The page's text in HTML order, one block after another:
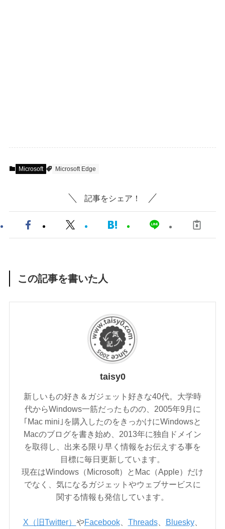
Microsoft Microsoft Edge
記事をシェア！
この記事を書いた人
taisy0
新しいもの好き＆ガジェット好きな40代。大学時
代からWindows一筋だったものの、2005年9月に
｢Mac mini｣を購入したのをきっかけにWindowsと
Macのブログを書き始め、2013年に独自ドメイン
を取得し、出来る限り早く情報をお伝えする事を
目標に毎日更新しています。
現在はWindows（Microsoft）とMac（Apple）だけ
でなく、気になるガジェットやウェブサービスに
関する情報も発信しています。
X（旧Twitter） やFacebook、 Threads、 Bluesky、